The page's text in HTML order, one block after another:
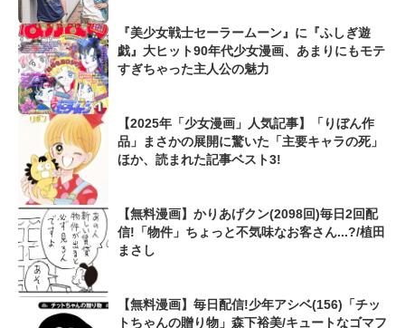
『美少女戦士セーラームーン』に『ふしぎ遊
戯』大ヒット90年代少女漫画、あまりにもモテ
すぎちゃった主人公の魅力
【2025年「少女漫画」人気記事】「りぼん作
品」まさかの展開に驚いた「主要キャラの死」
ほか、読まれた記事ベスト3!
【無料漫画】かりあげクン(2098回)毎日2回配
信!「物件」ちょっと不気味なお客さん...?/植田
まさし
【無料漫画】毎日配信!少年アシベ(156)「チッ
トちゃんの贈り物」森下裕美/キュートなゴマフ